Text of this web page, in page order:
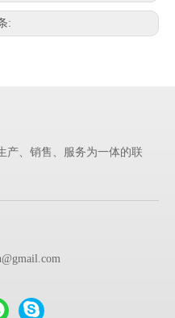
:
产、销售、服务为一体的联